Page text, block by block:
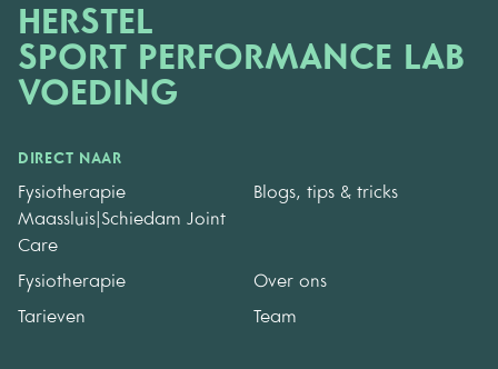
HERSTEL
SPORT PERFORMANCE LAB
VOEDING
DIRECT NAAR
Fysiotherapie
Maassluis|Schiedam Joint
Care
Blogs, tips & tricks
Fysiotherapie Over ons
Tarieven Team